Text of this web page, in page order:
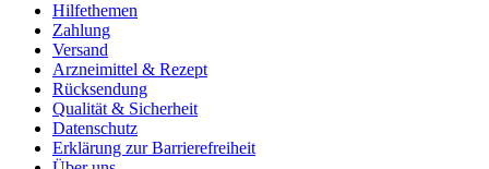
Hilfethemen
Zahlung
Versand
Arzneimittel & Rezept
Rücksendung
Qualität & Sicherheit
Datenschutz
Erklärung zur Barrierefreiheit